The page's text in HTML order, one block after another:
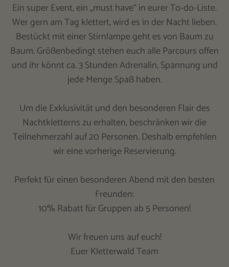
Ein super Event, ein „must have“ in eurer To-do-Liste.
Wer gern am Tag klettert, wird es in der Nacht lieben.
Bestückt mit einer Stirnlampe geht es von Baum zu
Baum. Größenbedingt stehen euch alle Parcours offen
und ihr könnt ca. 3 Stunden Adrenalin, Spannung und
jede Menge Spaß haben.
Um die Exklusivität und den besonderen Flair des
Nachtkletterns zu erhalten, beschränken wir die
Teilnehmerzahl auf 20 Personen. Deshalb empfehlen
wir eine vorherige Reservierung.
Perfekt für einen besonderen Abend mit den besten
Freunden:
10% Rabatt für Gruppen ab 5 Personen!
Wir freuen uns auf euch!
Euer Kletterwald Team